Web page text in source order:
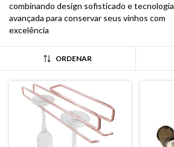
combinando design sofisticado e tecnologia
avançada para conservar seus vinhos com
excelência
ORDENAR